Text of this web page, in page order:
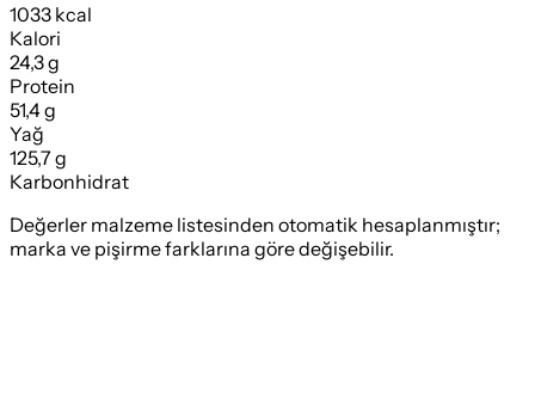
1033 kcal
Kalori
24,3 g
Protein
51,4 g
Yağ
125,7 g
Karbonhidrat
Değerler malzeme listesinden otomatik hesaplanmıştır;
marka ve pişirme farklarına göre değişebilir.